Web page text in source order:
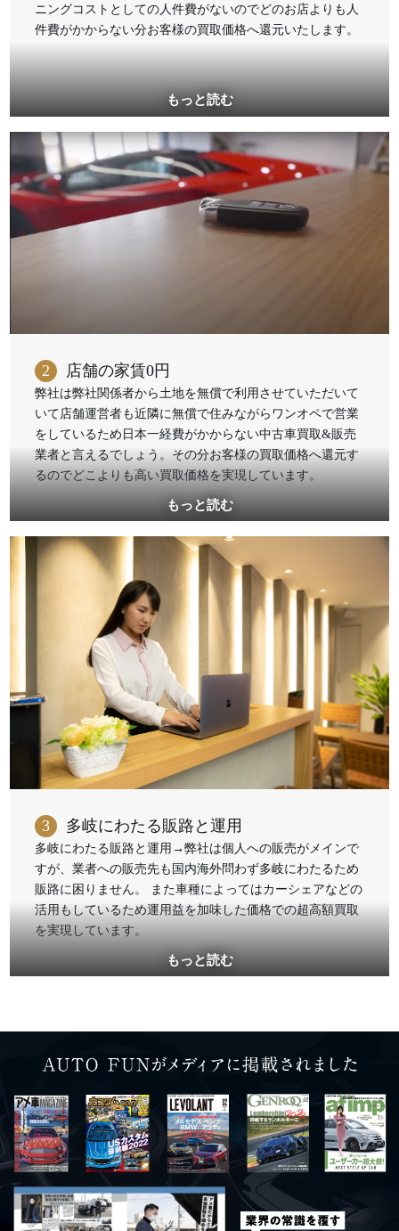
ニングコストとしての人件費がないのでどのお店よりも人
件費がかからない分お客様の買取価格へ還元いたします。
2 店舗の家賃0円
弊社は弊社関係者から土地を無償で利用させていただいて
いて店舗運営者も近隣に無償で住みながらワンオペで営業
をしているため日本一経費がかからない中古車買取&販売
業者と言えるでしょう。その分お客様の買取価格へ還元す
るのでどこよりも高い買取価格を実現しています。
3 多岐にわたる販路と運用
多岐にわたる販路と運用→弊社は個人への販売がメインで
すが、業者への販売先も国内海外問わず多岐にわたるため
販路に困りません。 また車種によってはカーシェアなどの
活用もしているため運用益を加味した価格での超高額買取
を実現しています。